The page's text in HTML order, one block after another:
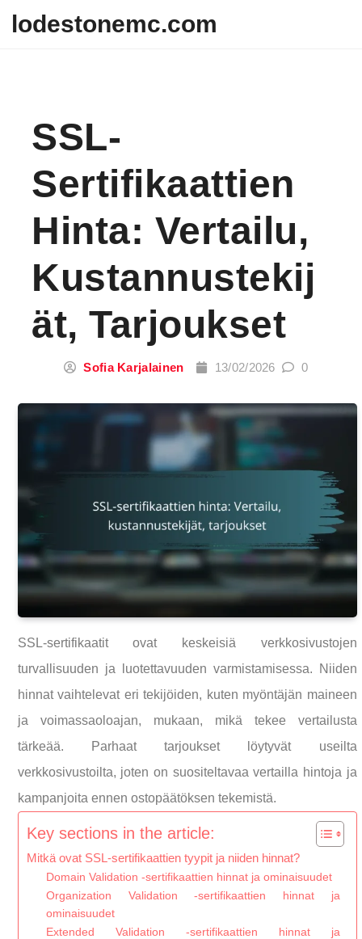
lodestonemc.com
SSL-
Sertifikaattien
Hinta: Vertailu,
Kustannustekij
Ät, Tarjoukset
Sofia Karjalainen 13/02/2026 0
SSL-sertifikaatit ovat keskeisiä verkkosivustojen
turvallisuuden ja luotettavuuden varmistamisessa. Niiden
hinnat vaihtelevat eri tekijöiden, kuten myöntäjän maineen
ja voimassaoloajan, mukaan, mikä tekee vertailusta
tärkeää. Parhaat tarjoukset löytyvät useilta
verkkosivustoilta, joten on suositeltavaa vertailla hintoja ja
kampanjoita ennen ostopäätöksen tekemistä.
Key sections in the article:
Mitkä ovat SSL-sertifikaattien tyypit ja niiden hinnat?
Domain Validation -sertifikaattien hinnat ja ominaisuudet
Organization Validation -sertifikaattien hinnat ja
ominaisuudet
Extended Validation -sertifikaattien hinnat ja